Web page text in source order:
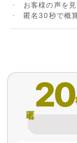
お客様の声を見
匿名30秒で概
20